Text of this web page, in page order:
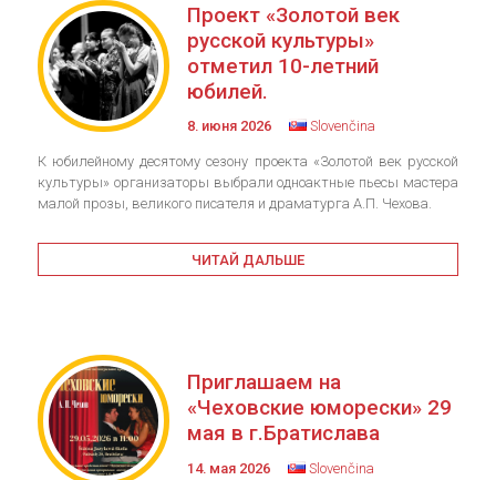
Проект «Золотой век
русской культуры»
отметил 10-летний
юбилей.
8. июня 2026 Slovenčina
К юбилейному десятому сезону проекта «Золотой век русской
культуры» организаторы выбрали одноактные пьесы мастера
малой прозы, великого писателя и драматурга А.П. Чехова.
ЧИТАЙ ДАЛЬШЕ
Приглашаем на
«Чеховские юморески» 29
мая в г.Братислава
14. мая 2026 Slovenčina